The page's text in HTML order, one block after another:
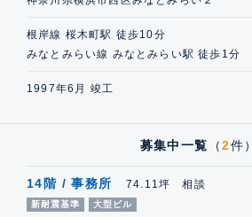
根岸線 桜木町駅 徒歩10分
みなとみらい線 みなとみらい駅 徒歩1分
1997年6月 竣工
募集中一覧 （2件）
14階 / 事務所 74.11坪 相談
新耐震基準 大型ビル